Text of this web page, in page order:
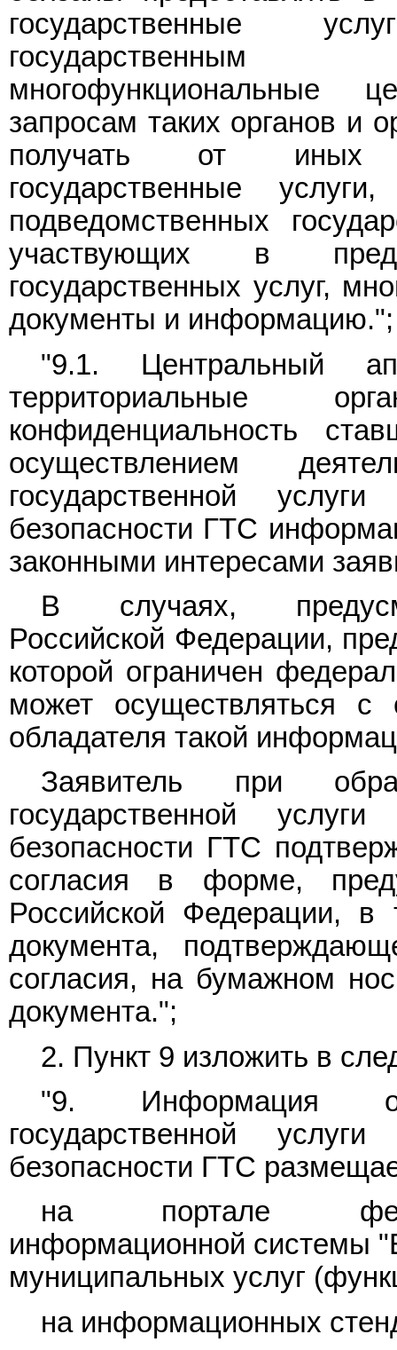
государственные
государственным
многофункциональные
запросам таких органов и
получать от иных
государственные
подведомственных
участвующих в
государственных услуг,
документы и информацию.";
"9.1. Центральный
территориальные
конфиденциальность
осуществлением
государственной
безопасности ГТС
законными интересами
В случаях,
Российской Федерации,
которой ограничен
может осуществляться с
обладателя такой
Заявитель при
государственной
безопасности ГТС
согласия в форме,
Российской Федерации, в
документа,
согласия, на бумажном
документа.";
2. Пункт 9 изложить в
"9. Информация о
государственной
безопасности ГТС
на портале
информационной системы
муниципальных услуг
на информационных